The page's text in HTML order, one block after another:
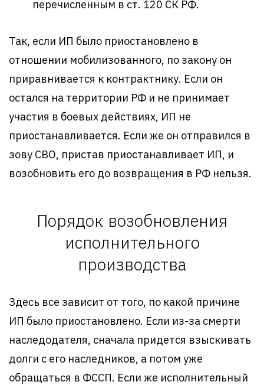
перечисленным в ст. 120 СК РФ.
Так, если ИП было приостановлено в
отношении мобилизованного, по закону он
приравнивается к контрактнику. Если он
остался на территории РФ и не принимает
участия в боевых действиях, ИП не
приостанавливается. Если же он отправился в
зову СВО, пристав приостанавливает ИП, и
возобновить его до возвращения в РФ нельзя.
Порядок возобновления
исполнительного
производства
Здесь все зависит от того, по какой причине
ИП было приостановлено. Если из-за смерти
наследодателя, сначала придется взыскивать
долги с его наследников, а потом уже
обращаться в ФССП. Если же исполнительный